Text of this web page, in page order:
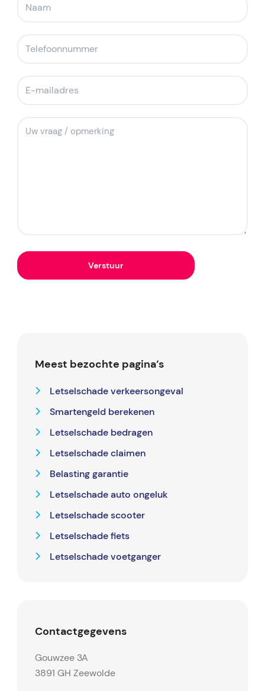
Meest bezochte pagina’s
Letselschade verkeersongeval
Smartengeld berekenen
Letselschade bedragen
Letselschade claimen
Belasting garantie
Letselschade auto ongeluk
Letselschade scooter
Letselschade fiets
Letselschade voetganger
Contactgegevens
Gouwzee 3A
3891 GH Zeewolde